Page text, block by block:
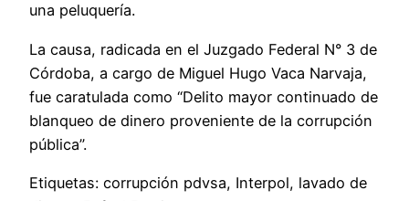
una peluquería.
La causa, radicada en el Juzgado Federal N° 3 de
Córdoba, a cargo de Miguel Hugo Vaca Narvaja,
fue caratulada como “Delito mayor continuado de
blanqueo de dinero proveniente de la corrupción
pública”.
Etiquetas: corrupción pdvsa, Interpol, lavado de